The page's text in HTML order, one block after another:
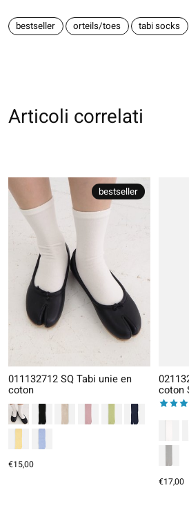
bestseller orteils/toes tabi socks
Articoli correlati
bestseller
011132712 SQ Tabi unie en
coton
€15,00
coton
The
€17,00